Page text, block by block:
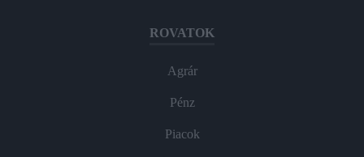
ROVATOK
Agrár
Pénz
Piacok